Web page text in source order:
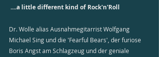
....a little different kind of Rock'n'Roll
Dr. Wolle alias Ausnahmegitarrist Wolfgang
Michael Sing und die 'Fearful Bears', der furiose
Boris Angst am Schlagzeug und der geniale